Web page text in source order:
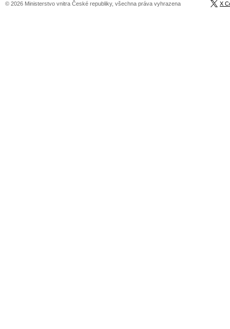
© 2026 Ministerstvo vnitra České republiky, všechna práva vyhrazena X